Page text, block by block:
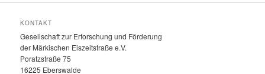
KONTAKT
Gesellschaft zur Erforschung und Förderung
der Märkischen Eiszeitstraße e.V.
Poratzstraße 75
16225 Eberswalde